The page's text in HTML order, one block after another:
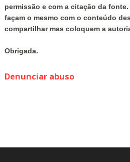
permissão e com a citação da
façam o mesmo com o conteúdo
compartilhar mas coloquem a
Obrigada.
Denunciar abuso